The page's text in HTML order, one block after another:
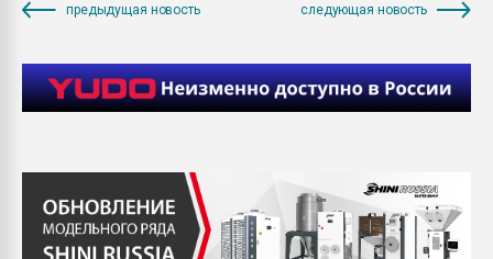
предыдущая новость следующая новость